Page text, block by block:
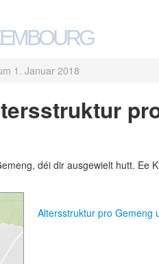
1. Januar 2018
déi dir ausgewielt hutt. Ee
Altersstruktur pro Gemeng